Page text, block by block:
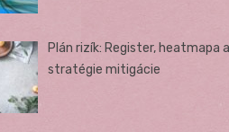
Plán rizík: Register, heatmapa a
stratégie mitigácie